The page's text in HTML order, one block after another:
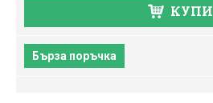
КУПИ
Бърза поръчка